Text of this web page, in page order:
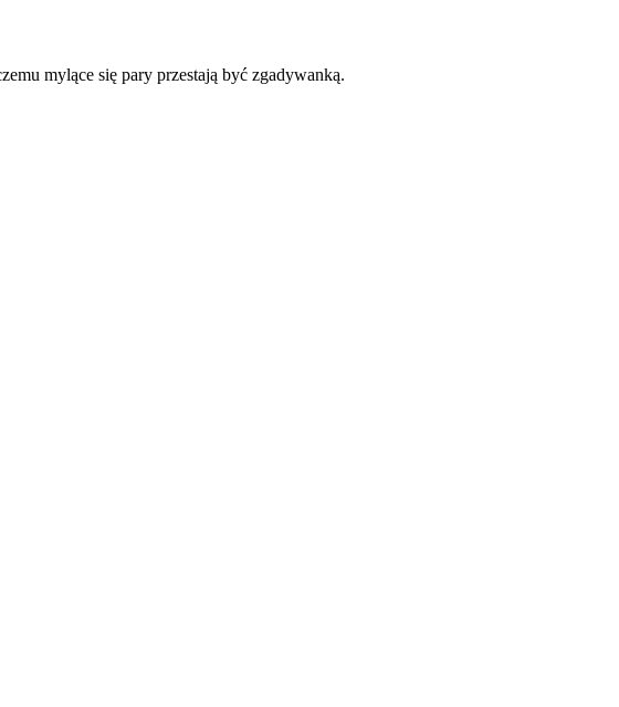
mylące się pary przestają być zgadywanką.